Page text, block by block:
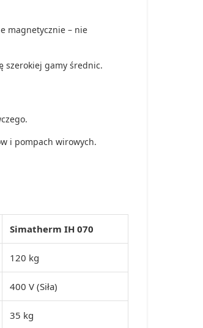
magnetycznie – nie
szerokiej gamy średnic.
i pompach wirowych.
Simatherm IH 070
120 kg
400 V (Siła)
35 kg